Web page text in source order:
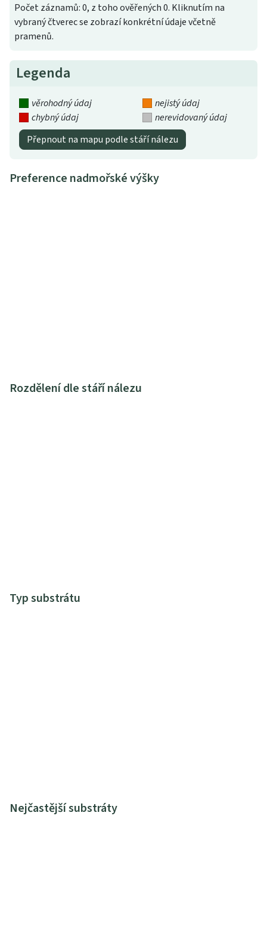
Počet záznamů: 0, z toho ověřených 0. Kliknutím na
vybraný čtverec se zobrazí konkrétní údaje včetně
pramenů.
Legenda
věrohodný údaj
nejistý údaj
chybný údaj
nerevidovaný údaj
Přepnout na mapu podle stáří nálezu
Preference nadmořské výšky
Rozdělení dle stáří nálezu
Typ substrátu
Nejčastější substráty